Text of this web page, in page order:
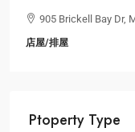
Ptoperty Type